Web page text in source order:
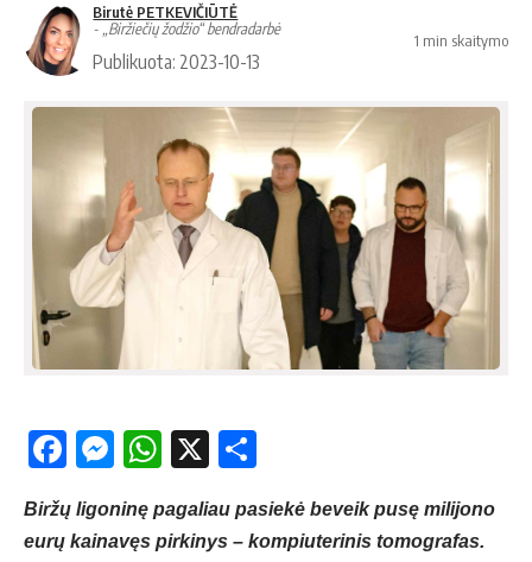
Birutė PETKEVIČIŪTĖ
- „Biržiečių žodžio“ bendradarbė
Publikuota: 2023-10-13
1 min skaitymo
Facebook
Messenger
WhatsApp
X
Biržų ligoninę pagaliau pasiekė beveik pusę milijono
eurų kainavęs pirkinys – kompiuterinis tomografas.